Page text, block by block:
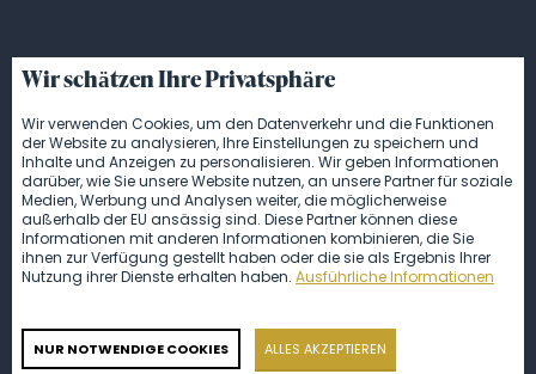
Stellen Sie uns jede Frage oder
fragen Sie direkt nach Catering.
Wir kümmern uns gerne um Sie
Ihr Name
Wir schätzen Ihre Privatsphäre
Wir verwenden Cookies, um den Datenverkehr und die Funktionen
der Website zu analysieren, Ihre Einstellungen zu speichern und
Inhalte und Anzeigen zu personalisieren. Wir geben Informationen
darüber, wie Sie unsere Website nutzen, an unsere Partner für soziale
Medien, Werbung und Analysen weiter, die möglicherweise
außerhalb der EU ansässig sind. Diese Partner können diese
Informationen mit anderen Informationen kombinieren, die Sie
ihnen zur Verfügung gestellt haben oder die sie als Ergebnis Ihrer
Nutzung ihrer Dienste erhalten haben.Ausführliche Informationen
NUR NOTWENDIGE COOKIES ALLES AKZEPTIEREN